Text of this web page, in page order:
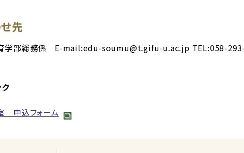
先
学部総務係 E-mail:edu-soumu@t.gifu-u.ac.jp TEL:058-
申込フォーム